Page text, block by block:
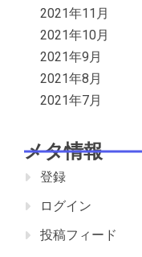
2021年11月
2021年10月
2021年9月
2021年8月
2021年7月
メタ情報
登録
ログイン
投稿フィード